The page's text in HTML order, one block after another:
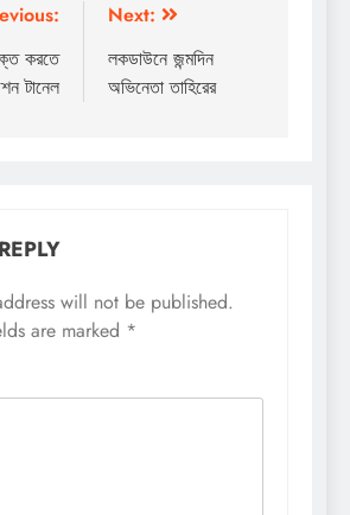
করতে
টানেল
Next:
লকডাউনে জন্মদিন
অভিনেতা তাহিরের
will not be published.
are marked *